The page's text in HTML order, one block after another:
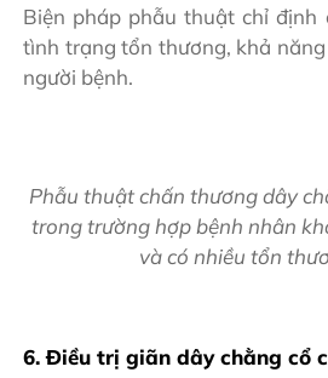
Biện pháp phẫu thuật chỉ định
tình trạng tổn thương, khả
người bệnh.
Phẫu thuật chấn thương dây
trong trường hợp bệnh nhân
và có nhiều tổn
6. Điều trị giãn dây chằng cổ